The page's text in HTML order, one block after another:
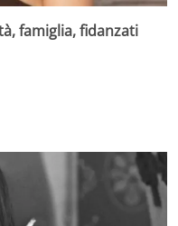
famiglia, fidanzati